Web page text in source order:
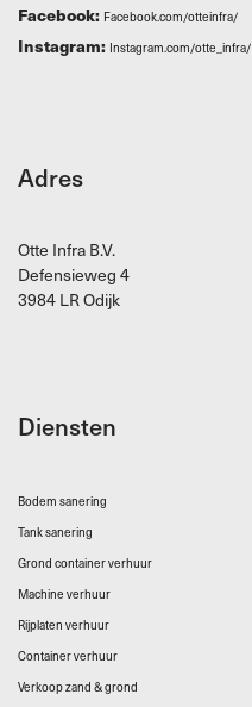
Facebook: Facebook.com/otteinfra/
Instagram: Instagram.com/otte_infra/
Adres
Otte Infra B.V.
Defensieweg 4
3984 LR Odijk
Diensten
Bodem sanering
Tank sanering
Grond container verhuur
Machine verhuur
Rijplaten verhuur
Container verhuur
Verkoop zand & grond